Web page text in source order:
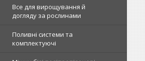
Все для вирощування й
догляду за рослинами
Поливні системи та
комплектуючі